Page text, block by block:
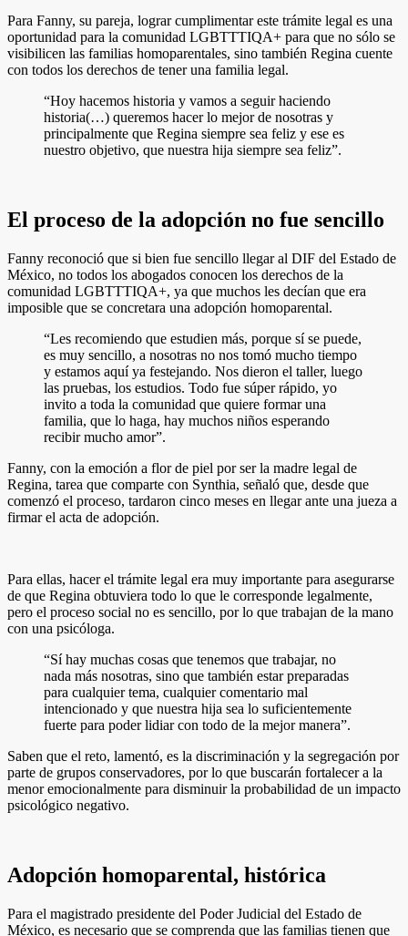
Para Fanny, su pareja, lograr cumplimentar este trámite legal es una
oportunidad para la comunidad LGBTTTIQA+ para que no sólo se
visibilicen las familias homoparentales, sino también Regina cuente
con todos los derechos de tener una familia legal.
“Hoy hacemos historia y vamos a seguir haciendo
historia(…) queremos hacer lo mejor de nosotras y
principalmente que Regina siempre sea feliz y ese es
nuestro objetivo, que nuestra hija siempre sea feliz”.
El proceso de la adopción no fue sencillo
Fanny reconoció que si bien fue sencillo llegar al DIF del Estado de
México, no todos los abogados conocen los derechos de la
comunidad LGBTTTIQA+, ya que muchos les decían que era
imposible que se concretara una adopción homoparental.
“Les recomiendo que estudien más, porque sí se puede,
es muy sencillo, a nosotras no nos tomó mucho tiempo
y estamos aquí ya festejando. Nos dieron el taller, luego
las pruebas, los estudios. Todo fue súper rápido, yo
invito a toda la comunidad que quiere formar una
familia, que lo haga, hay muchos niños esperando
recibir mucho amor”.
Fanny, con la emoción a flor de piel por ser la madre legal de
Regina, tarea que comparte con Synthia, señaló que, desde que
comenzó el proceso, tardaron cinco meses en llegar ante una jueza a
firmar el acta de adopción.
Para ellas, hacer el trámite legal era muy importante para asegurarse
de que Regina obtuviera todo lo que le corresponde legalmente,
pero el proceso social no es sencillo, por lo que trabajan de la mano
con una psicóloga.
“Sí hay muchas cosas que tenemos que trabajar, no
nada más nosotras, sino que también estar preparadas
para cualquier tema, cualquier comentario mal
intencionado y que nuestra hija sea lo suficientemente
fuerte para poder lidiar con todo de la mejor manera”.
Saben que el reto, lamentó, es la discriminación y la segregación por
parte de grupos conservadores, por lo que buscarán fortalecer a la
menor emocionalmente para disminuir la probabilidad de un impacto
psicológico negativo.
Adopción homoparental, histórica
Para el magistrado presidente del Poder Judicial del Estado de
México, es necesario que se comprenda que las familias tienen que